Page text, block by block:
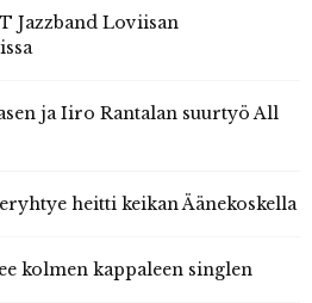
Jazzband Loviisan
ja Iiro Rantalan suurtyö All
heitti keikan Äänekoskella
kolmen kappaleen singlen